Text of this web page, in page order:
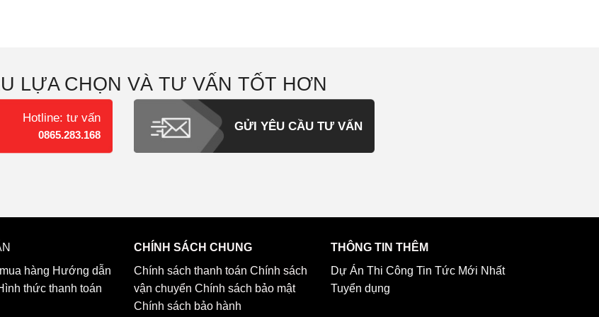
LỰA CHỌN VÀ TƯ VẤN TỐT HƠN
Hotline: tư vấn
0865.283.168
GỬI YÊU CẦU TƯ VẤN
hàng Hướng dẫn
thức thanh toán
CHÍNH SÁCH CHUNG
Chính sách thanh toán Chính sách
vận chuyển Chính sách bảo mật
Chính sách bảo hành
THÔNG TIN THÊM
Dự Án Thi Công Tin Tức Mới Nhất
Tuyển dụng